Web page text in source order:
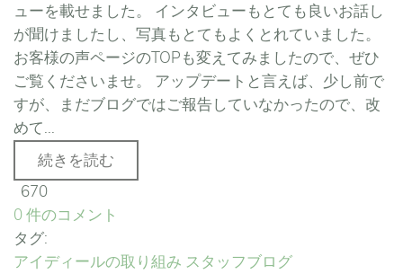
ューを載せました。 インタビューもとても良いお話し
が聞けましたし、写真もとてもよくとれていました。
お客様の声ページのTOPも変えてみましたので、ぜひ
ご覧くださいませ。 アップデートと言えば、少し前で
すが、まだブログではご報告していなかったので、改
めて...
続きを読む
670
0 件のコメント
タグ:
アイディールの取り組み スタッフブログ